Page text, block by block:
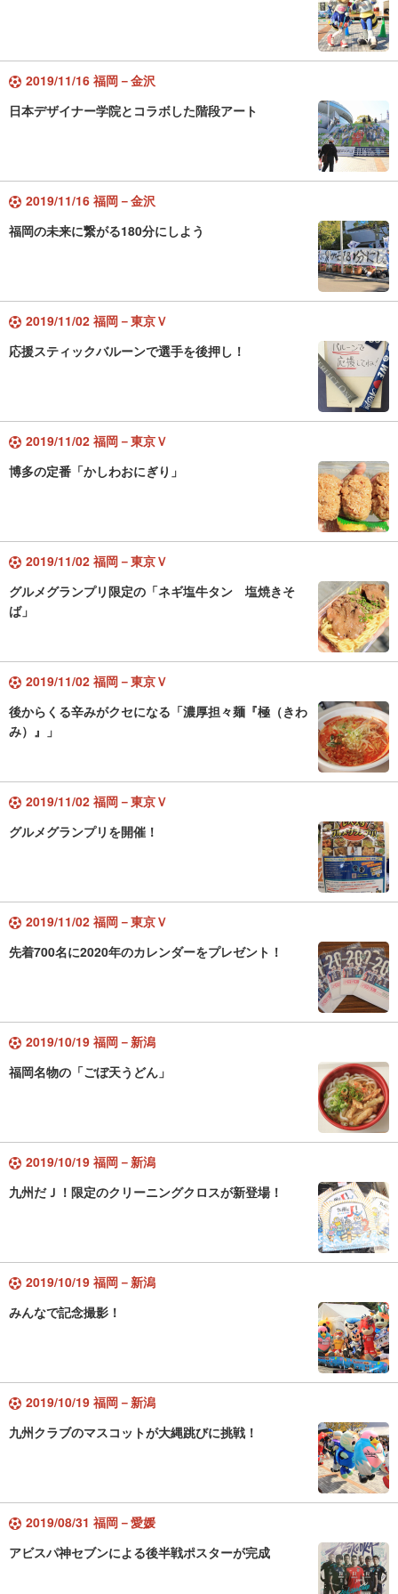
2019/11/16 福岡－金沢
日本デザイナー学院とコラボした階段アート
2019/11/16 福岡－金沢
福岡の未来に繋がる180分にしよう
2019/11/02 福岡－東京Ｖ
応援スティックバルーンで選手を後押し！
2019/11/02 福岡－東京Ｖ
博多の定番「かしわおにぎり」
2019/11/02 福岡－東京Ｖ
グルメグランプリ限定の「ネギ塩牛タン 塩焼きそ
ば」
2019/11/02 福岡－東京Ｖ
後からくる辛みがクセになる「濃厚担々麺『極（きわ
み）』」
2019/11/02 福岡－東京Ｖ
グルメグランプリを開催！
2019/11/02 福岡－東京Ｖ
先着700名に2020年のカレンダーをプレゼント！
2019/10/19 福岡－新潟
福岡名物の「ごぼ天うどん」
2019/10/19 福岡－新潟
九州だＪ！限定のクリーニングクロスが新登場！
2019/10/19 福岡－新潟
みんなで記念撮影！
2019/10/19 福岡－新潟
九州クラブのマスコットが大縄跳びに挑戦！
2019/08/31 福岡－愛媛
アビスパ神セブンによる後半戦ポスターが完成